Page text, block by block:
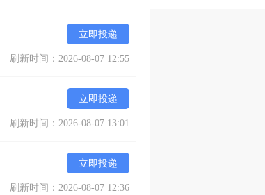
立即投递
刷新时间：2026-08-07 12:55
立即投递
刷新时间：2026-08-07 13:01
立即投递
刷新时间：2026-08-07 12:36